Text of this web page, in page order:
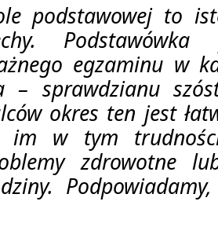
podstawowej to
Podstawówka
egzaminu w
– sprawdzianu
okres ten jest
im w tym
zdrowotne